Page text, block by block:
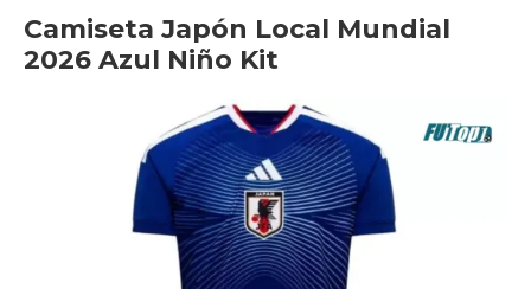
Camiseta Japón Local Mundial
2026 Azul Niño Kit